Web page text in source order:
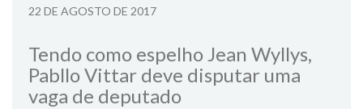
22 DE AGOSTO DE 2017
Tendo como espelho Jean Wyllys,
Pabllo Vittar deve disputar uma
vaga de deputado